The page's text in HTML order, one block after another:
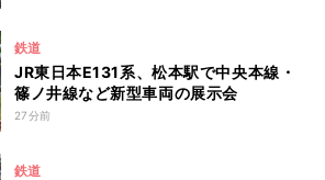
鉄道
JR東日本E131系、松本駅で中央本線・
篠ノ井線など新型車両の展示会
27分前
鉄道